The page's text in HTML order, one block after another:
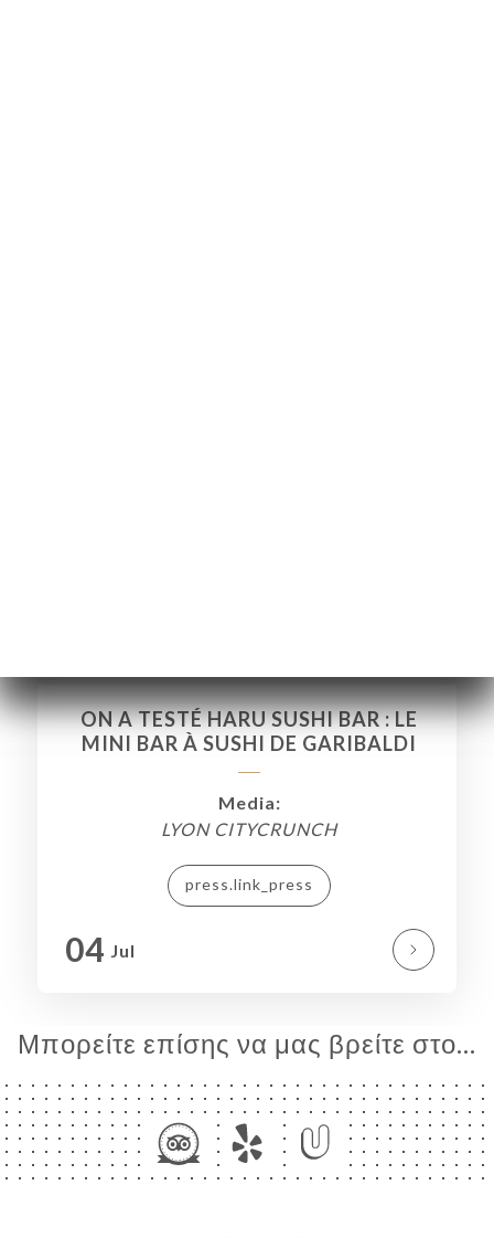
ON A TESTÉ HARU SUSHI BAR : LE
MINI BAR À SUSHI DE GARIBALDI
Media:
LYON CITYCRUNCH
press.link_press
Jul
04
Μπορείτε επίσης να μας βρείτε στο...